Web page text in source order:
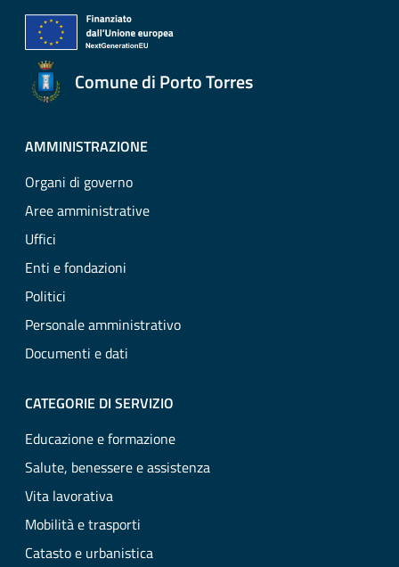
Comune di Porto Torres
AMMINISTRAZIONE
Organi di governo
Aree amministrative
Uffici
Enti e fondazioni
Politici
Personale amministrativo
Documenti e dati
CATEGORIE DI SERVIZIO
Educazione e formazione
Salute, benessere e assistenza
Vita lavorativa
Mobilità e trasporti
Catasto e urbanistica